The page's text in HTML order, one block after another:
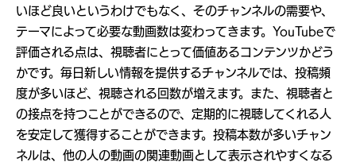
いほど良いというわけでもなく、そのチャンネルの需要や、
テーマによって必要な動画数は変わってきます。YouTubeで
評価される点は、視聴者にとって価値あるコンテンツかどう
かです。毎日新しい情報を提供するチャンネルでは、投稿頻
度が多いほど、視聴される回数が増えます。また、視聴者と
の接点を持つことができるので、定期的に視聴してくれる人
を安定して獲得することができます。投稿本数が多いチャン
ネルは、他の人の動画の関連動画として表示されやすくなる